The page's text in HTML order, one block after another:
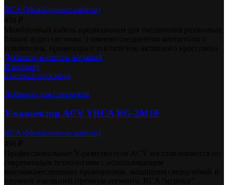
RCA (Межблочные кабели)
Добавить в список желаний
В корзину
Быстрый просмотр
Добавить для сравнения
Y-коннектор ACV YRCA RG-2M1F
RCA (Межблочные кабели)